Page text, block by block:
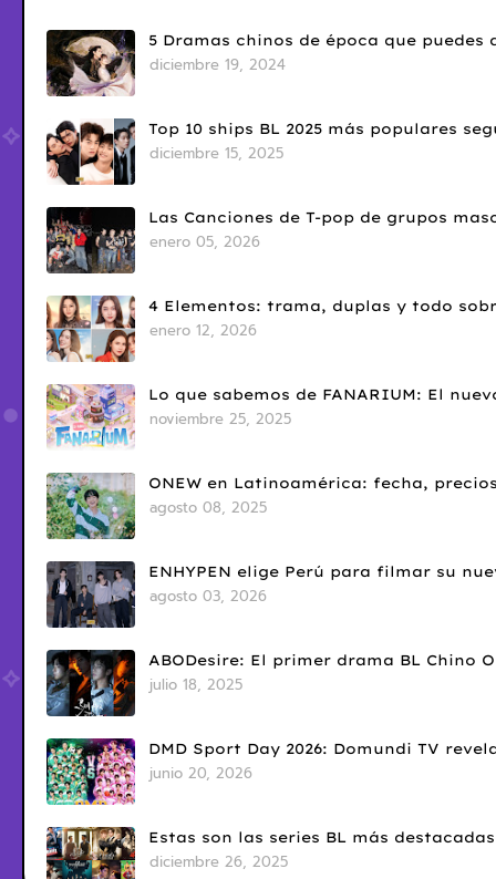
5 Dramas chinos de época que
diciembre 19, 2024
Top 10 ships BL 2025 más populares
diciembre 15, 2025
Las Canciones de T-pop de grupos
enero 05, 2026
4 Elementos: trama, duplas y todo
enero 12, 2026
Lo que sabemos de FANARIUM: El
noviembre 25, 2025
ONEW en Latinoamérica: fecha,
agosto 08, 2025
ENHYPEN elige Perú para filmar su
agosto 03, 2026
ABODesire: El primer drama BL Chino
julio 18, 2025
DMD Sport Day 2026: Domundi TV
junio 20, 2026
Estas son las series BL más destacadas
diciembre 26, 2025